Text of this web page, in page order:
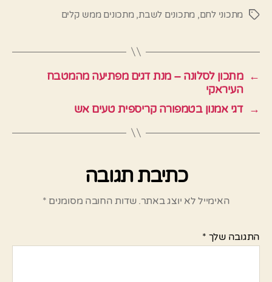
תגיותמתכוני לחם מתכונים לשבת ,מתכונים ממש קלים
← מתכון לסלונה – מנת דגים מפתיעה מהמטבח
העיראקי
→ דגי אמנון בטמפורה קריספית טעים אש
כתיבת תגובה
האימייל לא יוצג באתר. שדות החובה מסומנים *
התגובה שלך *